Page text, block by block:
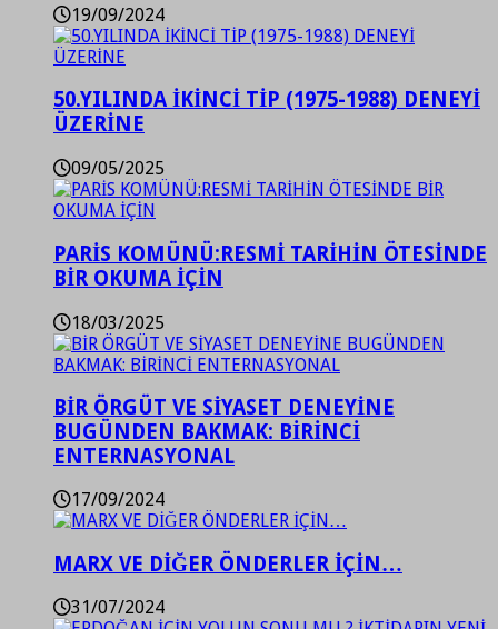
19/09/2024
50.YILINDA İKİNCİ TİP (1975-1988) DENEYİ
ÜZERİNE
09/05/2025
PARİS KOMÜNÜ:RESMİ TARİHİN ÖTESİNDE
BİR OKUMA İÇİN
18/03/2025
BİR ÖRGÜT VE SİYASET DENEYİNE
BUGÜNDEN BAKMAK: BİRİNCİ
ENTERNASYONAL
17/09/2024
MARX VE DİĞER ÖNDERLER İÇİN…
31/07/2024